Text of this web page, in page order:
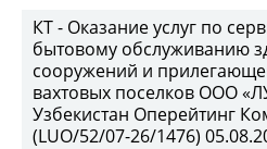
КТ - Оказание услуг по
бытовому обслуживанию
сооружений и
вахтовых поселков ООО
Узбекистан Оперейтинг
(LUO/52/07-26/1476)